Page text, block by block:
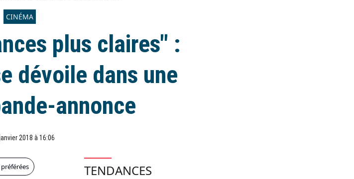
CINÉMA
plus claires" :
dévoile dans une
annonce
2018 à 16:06
TENDANCES